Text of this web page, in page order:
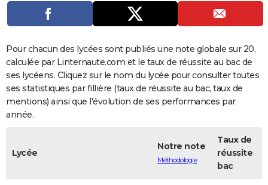
Dictionnaire
Biographies
Expressions
Proverbes
PROGRAMME TV
COPAINS D'AVANT
S'inscrire
Se connecter
Lycées
Collèges
Primaires
Universités
Entreprises
Service militaire
Avis de recherche
AVIS DE DÉCÈS
FORUM
Bricolage
Lifestyle
Culture
Sport
Auto
Television
Voyage
Cinema
Pour chacun des lycées sont publiés une note globale sur 20,
calculée par Linternaute.com et le taux de réussite au bac de
ses lycéens. Cliquez sur le nom du lycée pour consulter toutes
ses statistiques par fillière (taux de réussite au bac, taux de
mentions) ainsi que l'évolution de ses performances par
année.
Lycée
Notre note
Méthodologie
Taux de
réussite
bac